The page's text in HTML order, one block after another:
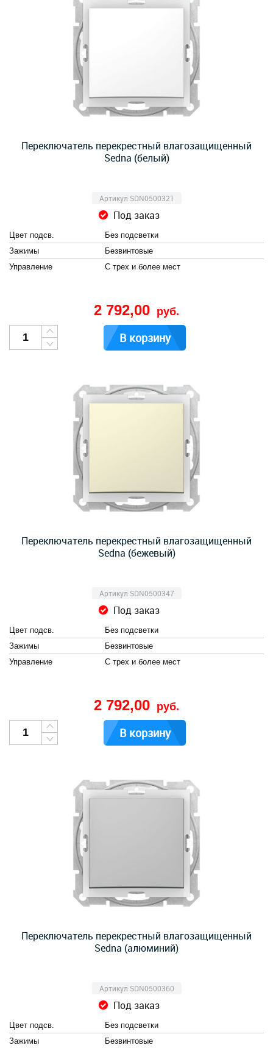
Переключатель перекрестный влагозащищенный
Sedna (белый)
Артикул SDN0500321
Под заказ
Цвет подсв.
Без подсветки
Зажимы
Безвинтовые
Управление
С трех и более мест
2 792,00 руб.
В корзину
Переключатель перекрестный влагозащищенный
Sedna (бежевый)
Артикул SDN0500347
Под заказ
Цвет подсв.
Без подсветки
Зажимы
Безвинтовые
Управление
С трех и более мест
2 792,00 руб.
В корзину
Переключатель перекрестный влагозащищенный
Sedna (алюминий)
Артикул SDN0500360
Под заказ
Цвет подсв.
Без подсветки
Зажимы
Безвинтовые